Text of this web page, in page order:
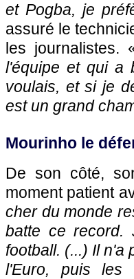
et Pogba, je
assuré le
les journalistes.
l'équipe et qui a
voulais, et si je
est un grand
Mourinho le
De son côté,
moment patient
cher du monde
batte ce record.
football. (...) Il n'a
l'Euro, puis les